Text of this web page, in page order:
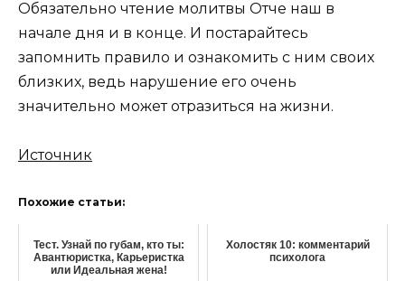
Обязательно чтение молитвы Отче наш в
начале дня и в конце. И постарайтесь
запомнить правило и ознакомить с ним своих
близких, ведь нарушение его очень
значительно может отразиться на жизни.
Источник
Похожие статьи:
Тест. Узнай по губам, кто ты:
Авантюристка, Карьеристка
или Идеальная жена!
Холостяк 10: комментарий
психолога